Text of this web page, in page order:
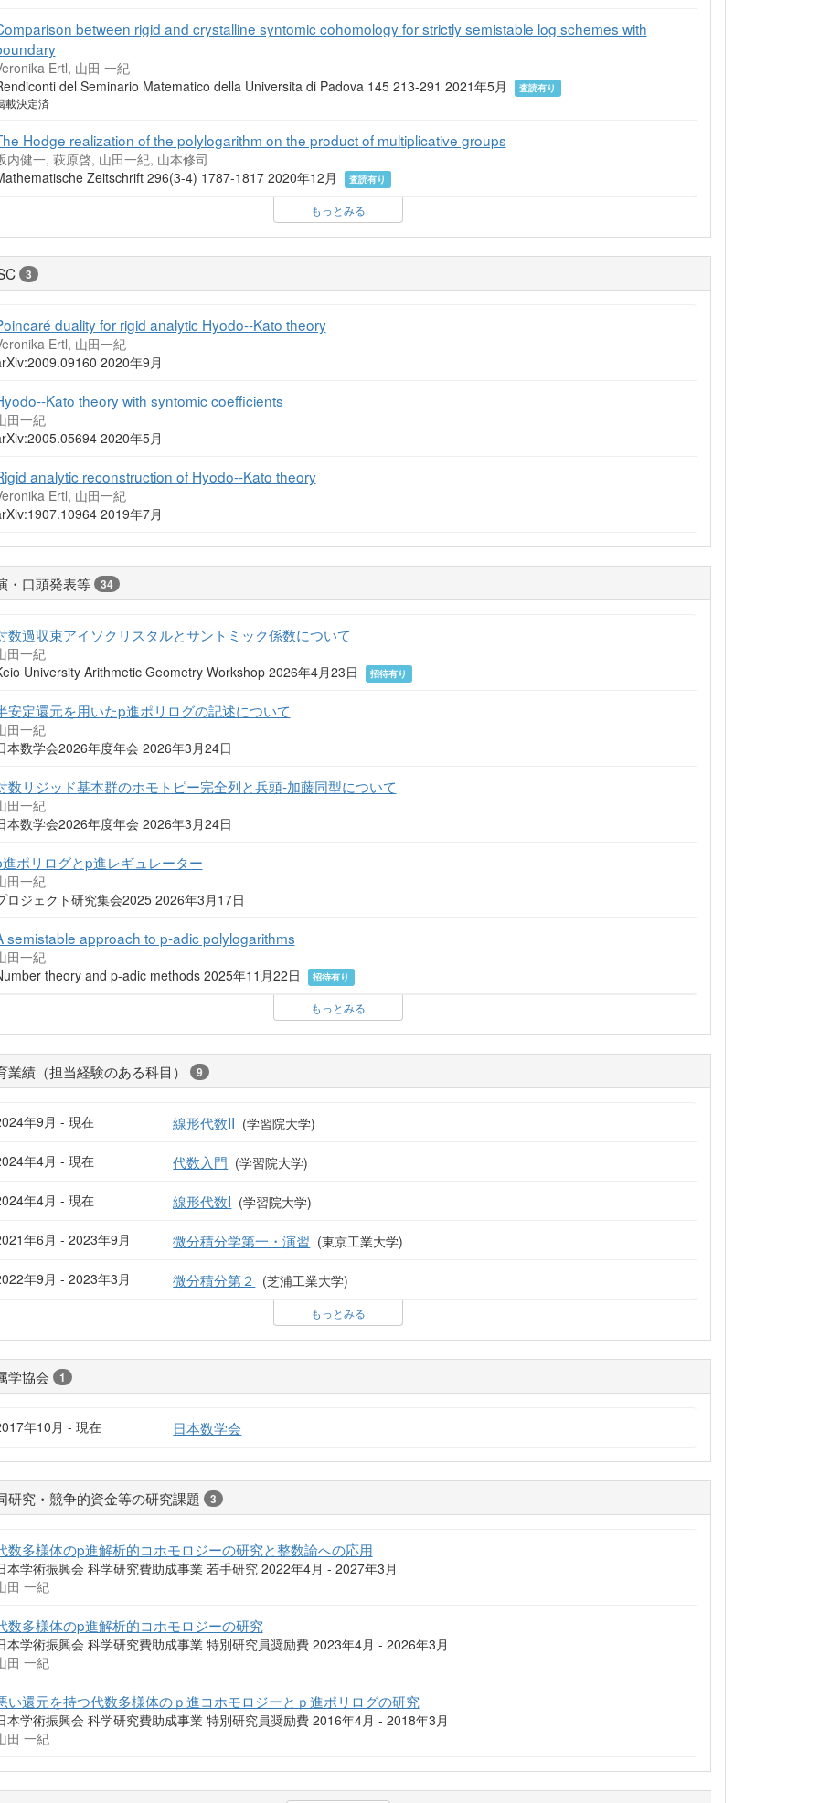
between rigid and crystalline syntomic cohomology for strictly semistable log schemes with
Ertl, 山田 一紀
del Seminario Matematico della Universita di Padova 145 213-291 2021年5月
査読有り
載決定済
Hodge realization of the polylogarithm on the product of multiplicative groups
内健一, 萩原啓, 山田一紀, 山本修司
Zeitschrift 296(3-4) 1787-1817 2020年12月
査読有り
もっとみる
3
duality for rigid analytic Hyodo--Kato theory
Ertl, 山田一紀
2020年9月
Kato theory with syntomic coefficients
田一紀
2020年5月
analytic reconstruction of Hyodo--Kato theory
Ertl, 山田一紀
2019年7月
・口頭発表等 34
数過収束アイソクリスタルとサントミック係数について
田一紀
University Arithmetic Geometry Workshop 2026年4月23日
招待有り
安定還元を用いたp進ポリログの記述について
田一紀
本数学会2026年度年会 2026年3月24日
数リジッド基本群のホモトピー完全列と兵頭-加藤同型について
田一紀
本数学会2026年度年会 2026年3月24日
ポリログとp進レギュレーター
田一紀
ロジェクト研究集会2025 2026年3月17日
semistable approach to p-adic polylogarithms
田一紀
theory and p-adic methods 2025年11月22日
招待有り
もっとみる
業績（担当経験のある科目） 9
年9月 - 現在 線形代数II (学習院大学)
年4月 - 現在 代数入門 (学習院大学)
年4月 - 現在 線形代数I (学習院大学)
年6月 - 2023年9月 微分積分学第一・演習 (東京工業大学)
年9月 - 2023年3月 微分積分第２ (芝浦工業大学)
もっとみる
学協会 1
年10月 - 現在 日本数学会
研究・競争的資金等の研究課題 3
数多様体のp進解析的コホモロジーの研究と整数論への応用
本学術振興会 科学研究費助成事業 若手研究 2022年4月 - 2027年3月
田 一紀
数多様体のp進解析的コホモロジーの研究
本学術振興会 科学研究費助成事業 特別研究員奨励費 2023年4月 - 2026年3月
田 一紀
い還元を持つ代数多様体のｐ進コホモロジーとｐ進ポリログの研究
本学術振興会 科学研究費助成事業 特別研究員奨励費 2016年4月 - 2018年3月
田 一紀